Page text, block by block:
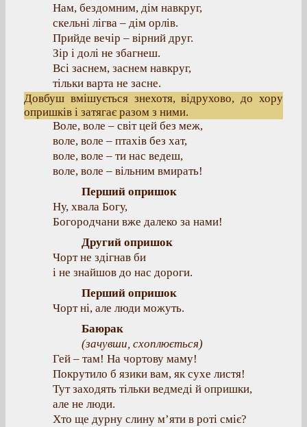
Нам, бездомним, дім навкруг,
скельні лігва – дім орлів.
Прийде вечір – вірний друг.
Зір і долі не збагнеш.
Всі заснем, заснем навкруг,
тільки варта не засне.
Довбуш вмішується знехотя, відрухово, до хору
опришків і затягає разом з ними.
Воле, воле – світ цей без меж,
воле, воле – птахів без хат,
воле, воле – ти нас ведеш,
воле, воле – вільним вмирать!
Перший опришок
Ну, хвала Богу,
Богородчани вже далеко за нами!
Другий опришок
Чорт не здігнав би
і не знайшов до нас дороги.
Перший опришок
Чорт ні, але люди можуть.
Баюрак
(зачувши, схоплюється)
Гей – там! На чортову маму!
Покрутило б язики вам, як сухе листя!
Тут заходять тільки ведмеді й опришки,
але не люди.
Хто ще дурну слину м’яти в роті сміє?